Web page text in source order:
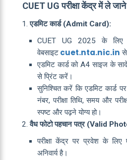
CUET UG परीक्षा केंद्र में ले
एडमिट कार्ड (Admit Card):
CUET UG 2025 के लिए
वेबसाइटcuet.nta.nic.in से
एडमिट कार्ड को A4 साइज के
से प्रिंट करें।
सुनिश्चित करें कि एडमिट कार्ड
नंबर, परीक्षा तिथि, समय और
स्पष्ट और पढ़ने योग्य हो।
वैध फोटो पहचान पत्र (Valid
परीक्षा केंद्र पर प्रवेश के
अनिवार्य है।